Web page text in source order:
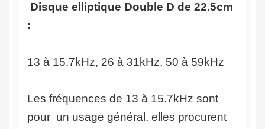
Disque elliptique Double D de 22.5cm
:
13 à 15.7kHz, 26 à 31kHz, 50 à 59kHz
Les fréquences de 13 à 15.7kHz sont
pour un usage général, elles procurent